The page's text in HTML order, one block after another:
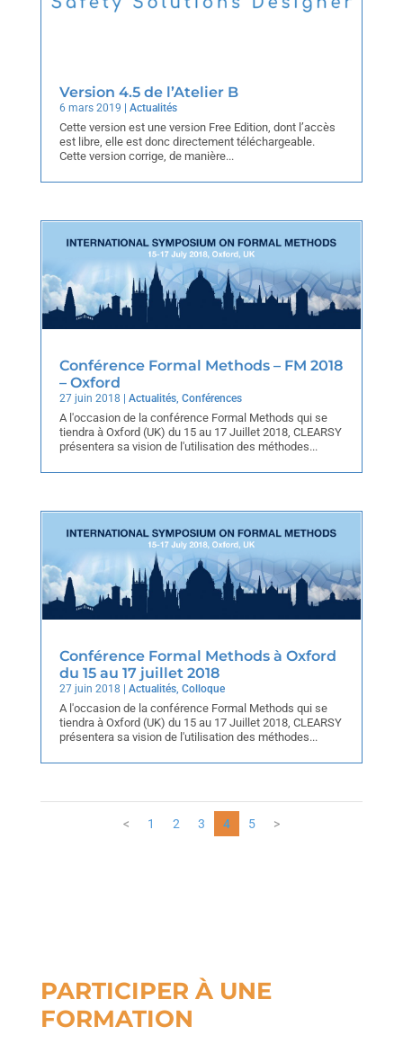
Version 4.5 de l’Atelier B
6 mars 2019 Actualités
Cette version est une version Free Edition, dont l’accès
est libre, elle est donc directement téléchargeable.
Cette version corrige, de manière...
Conférence Formal Methods – FM 2018
– Oxford
27 juin 2018 Actualités, Conférences
A l'occasion de la conférence Formal Methods qui se
tiendra à Oxford (UK) du 15 au 17 Juillet 2018, CLEARSY
présentera sa vision de l'utilisation des méthodes...
Conférence Formal Methods à Oxford
du 15 au 17 juillet 2018
27 juin 2018 | Actualités, Colloque
A l'occasion de la conférence Formal Methods qui se
tiendra à Oxford (UK) du 15 au 17 Juillet 2018, CLEARSY
présentera sa vision de l'utilisation des méthodes...
< 1 2 3 4 5 >
PARTICIPER À UNE
FORMATION